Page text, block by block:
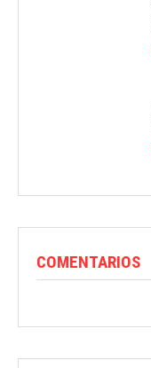
COMENTARIOS